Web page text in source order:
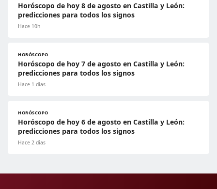
Horóscopo de hoy 8 de agosto en Castilla y León:
predicciones para todos los signos
Hace 10h
HORÓSCOPO
Horóscopo de hoy 7 de agosto en Castilla y León:
predicciones para todos los signos
Hace 1 días
HORÓSCOPO
Horóscopo de hoy 6 de agosto en Castilla y León:
predicciones para todos los signos
Hace 2 días